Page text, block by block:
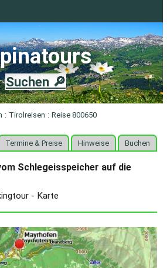
Suchen 🔎
: Tirolreisen : Reise 800650
Termine & Preise Hinweise Buchen
Schlegeisspeicher auf die
- Karte